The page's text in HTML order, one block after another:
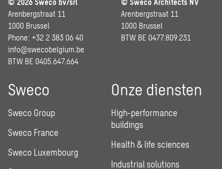
Arenbergstraat 11
1000 Brussel
Phone: +32 2 383 06 40
info@swecobelgium.be
BTW BE 0405.647.664
Arenbergstraat 11
1000 Brussel
BTW BE 0477.809.231
Sweco
Sweco Group
Sweco France
Sweco Luxembourg
Onze diensten
High-performance
buildings
Health & life sciences
Industrial solutions